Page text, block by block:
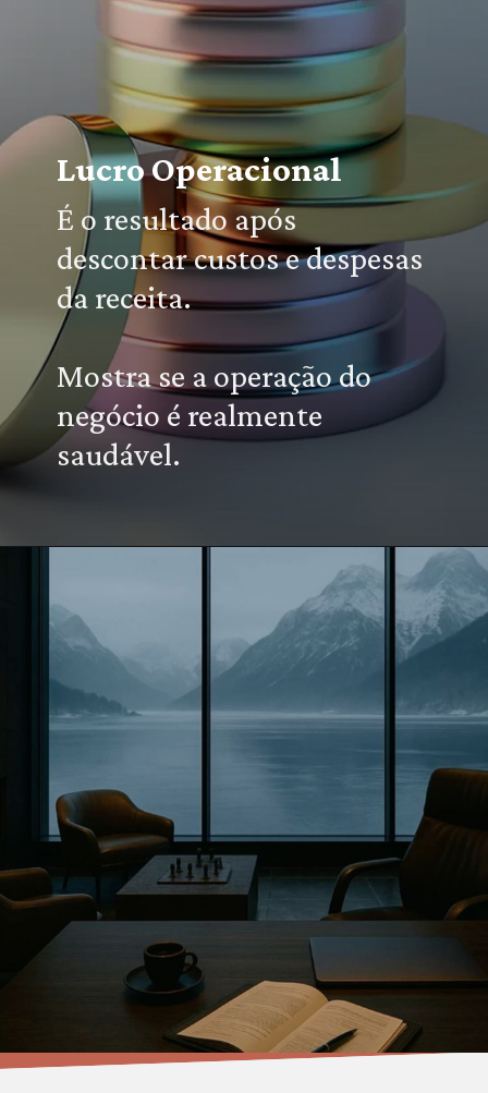
Lucro Operacional
É o resultado após
descontar custos e despesas
da receita.
Mostra se a operação do
negócio é realmente
saudável.